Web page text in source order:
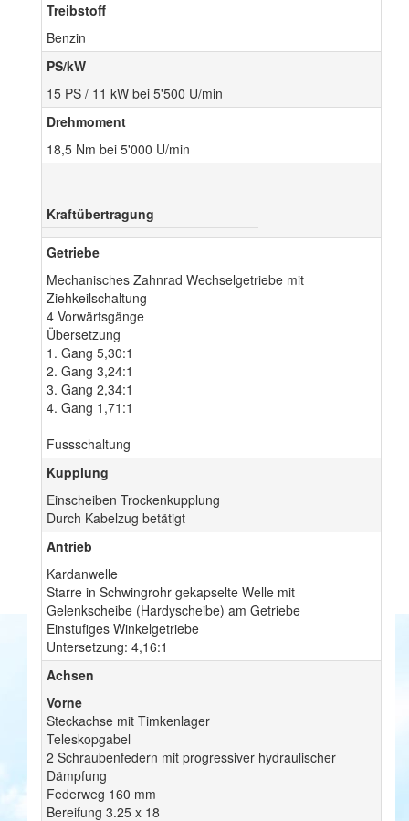
Treibstoff
Benzin
PS/kW
15 PS / 11 kW bei 5'500 U/min
Drehmoment
18,5 Nm bei 5'000 U/min
Kraftübertragung
Getriebe
Mechanisches Zahnrad Wechselgetriebe mit
Ziehkeilschaltung
4 Vorwärtsgänge
Übersetzung
1. Gang 5,30:1
2. Gang 3,24:1
3. Gang 2,34:1
4. Gang 1,71:1
Fussschaltung
Kupplung
Einscheiben Trockenkupplung
Durch Kabelzug betätigt
Antrieb
Kardanwelle
Starre in Schwingrohr gekapselte Welle mit
Gelenkscheibe (Hardyscheibe) am Getriebe
Einstufiges Winkelgetriebe
Untersetzung: 4,16:1
Achsen
Vorne
Steckachse mit Timkenlager
Teleskopgabel
2 Schraubenfedern mit progressiver hydraulischer
Dämpfung
Federweg 160 mm
Bereifung 3.25 x 18